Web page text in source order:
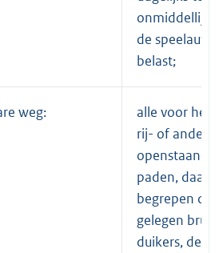
onmiddellijke
de
belast;
weg:
alle voor het
rij- of ander
openstaande
paden,
begrepen de
gelegen
duikers, de